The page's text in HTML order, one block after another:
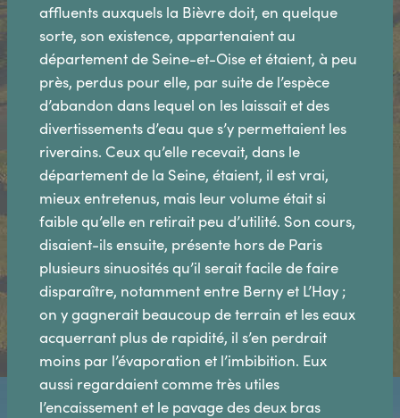
affluents auxquels la Bièvre doit, en quelque
sorte, son existence, appartenaient au
département de Seine-et-Oise et étaient, à peu
près, perdus pour elle, par suite de l’espèce
d’abandon dans lequel on les laissait et des
divertissements d’eau que s’y permettaient les
riverains. Ceux qu’elle recevait, dans le
département de la Seine, étaient, il est vrai,
mieux entretenus, mais leur volume était si
faible qu’elle en retirait peu d’utilité. Son cours,
disaient-ils ensuite, présente hors de Paris
plusieurs sinuosités qu’il serait facile de faire
disparaître, notamment entre Berny et L’Hay ;
on y gagnerait beaucoup de terrain et les eaux
acquerrant plus de rapidité, il s’en perdrait
moins par l’évaporation et l’imbibition. Eux
aussi regardaient comme très utiles
l’encaissement et le pavage des deux bras